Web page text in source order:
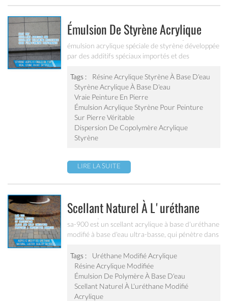
Émulsion De Styrène Acrylique
Pour Peinture En Pierre Véritable
Sa-212
émulsion acrylique spéciale de styrène développée
par des additifs spéciaux importés et des
performance filmogène forte adhésif Obliger. il
peut résoudre le problème du rougissement de
l'eau de revêtement semblable à la pierre.
Tags :
Résine Acrylique Styrène À Base D'eau
Styrène Acrylique À Base D'eau
Vraie Peinture En Pierre
Émulsion Acrylique Styrène Pour Peinture
Sur Pierre Véritable
Dispersion De Copolymère Acrylique
Styrène
LIRE LA SUITE
Scellant Naturel À L'uréthane
Modifié Acrylique Sa-900
sa-900 est un scellant acrylique à base d'uréthane
modifié à base d'eau ultra-basse, qui pénètre dans
excellente stabilisation des articulations
fournissant un lustre naturel.
Tags :
Uréthane Modifié Acrylique
Résine Acrylique Modifiée
Émulsion De Polymère À Base D'eau
Scellant Naturel À L'uréthane Modifié
Acrylique